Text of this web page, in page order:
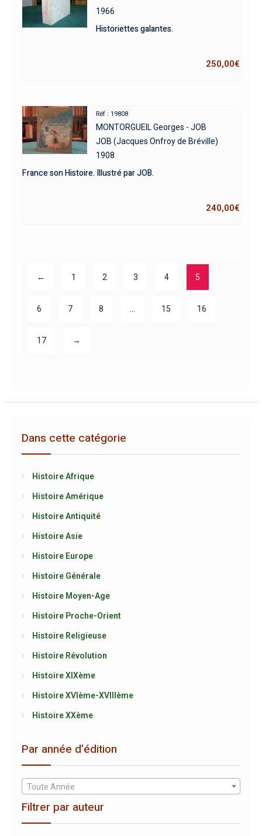
1966
Historiettes galantes.
250,00€
Réf : 19808
MONTORGUEIL Georges - JOB
JOB (Jacques Onfroy de Bréville)
1908
France son Histoire. Illustré par JOB.
240,00€
← 1 2 3 4 5
6 7 8 15 16
17 →
Dans cette catégorie
Histoire Afrique
Histoire Amérique
Histoire Antiquité
Histoire Asie
Histoire Europe
Histoire Générale
Histoire Moyen-Age
Histoire Proche-Orient
Histoire Religieuse
Histoire Révolution
Histoire XIXème
Histoire XVIème-XVIIIème
Histoire XXème
Par année d’édition
Toute Année
Filtrer par auteur